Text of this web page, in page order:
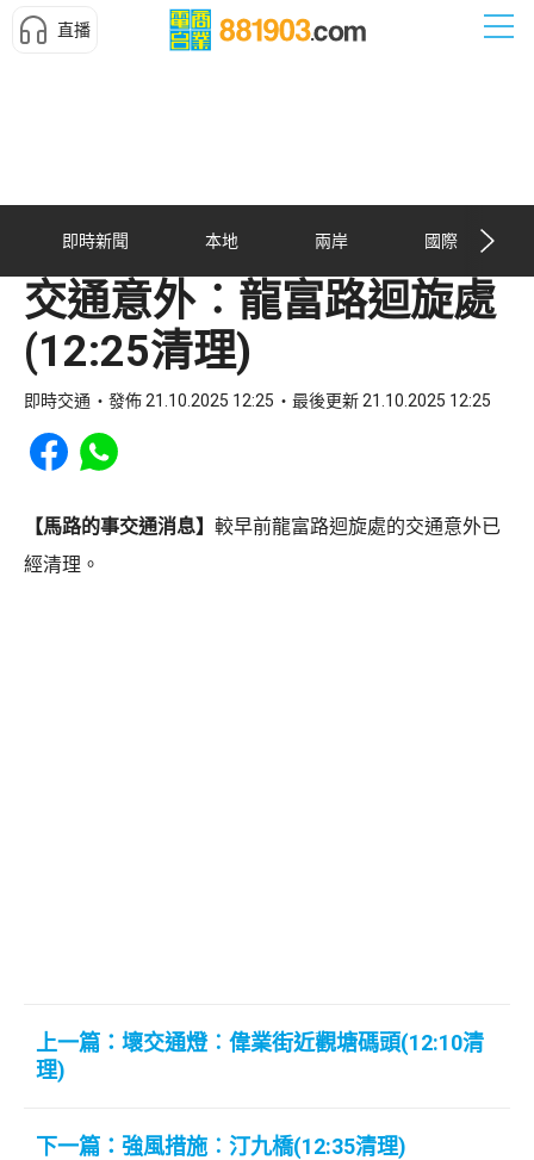
直播
即時新聞 本地 兩岸 國際
交通意外︰龍富路迴旋處
(12:25清理)
即時交通 發佈 21.10.2025 12:25 最後更新 21.10.2025 12:25
Share to Facebook
Share to WhatsApp
【馬路的事交通消息】 較早前龍富路迴旋處的交通意外已
經清理。
上一篇：壞交通燈︰偉業街近觀塘碼頭(12:10清
理)
下一篇：強風措施︰汀九橋(12:35清理)